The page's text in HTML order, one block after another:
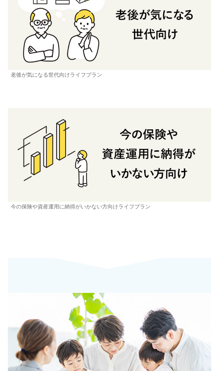
老後が気になる世代向けライフプラン
今の保険や資産運用に納得がいかない方向けライフプラン